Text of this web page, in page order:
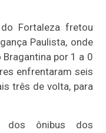
Fortaleza fretou
Paulista, onde
por 1 a 0
enfrentaram seis
três de volta, para
dos ônibus dos